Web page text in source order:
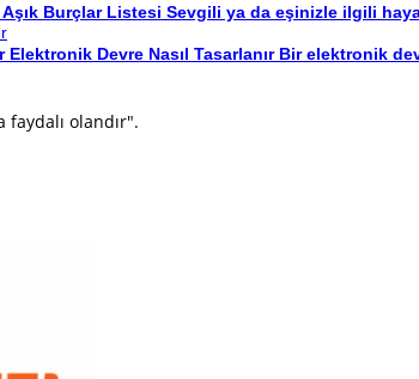
Aşık Burçlar Listesi Sevgili ya da eşinizle ilgili
Elektronik Devre Nasıl Tasarlanır Bir elektronik
faydalı olandır".